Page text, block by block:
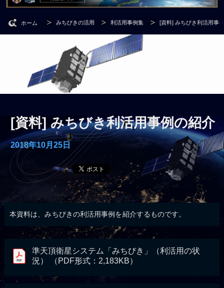
ホーム みちびきの活用 利活用事例集 [資料] みちびき利活用事
[資料] みちびき利活用事例の紹介
2018年10月25日
本資料は、みちびきの利活用事例を紹介するものです。
準天頂衛星システム「みちびき」（利活用の状
況） （PDF形式：2,183KB）